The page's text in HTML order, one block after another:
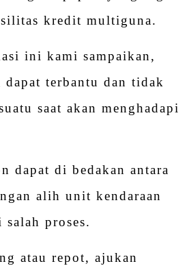
kredit multiguna.
ini kami sampaikan,
dapat terbantu dan tidak
saat akan menghadapi
dapat di bedakan antara
alih unit kendaraan
proses.
atau repot, ajukan